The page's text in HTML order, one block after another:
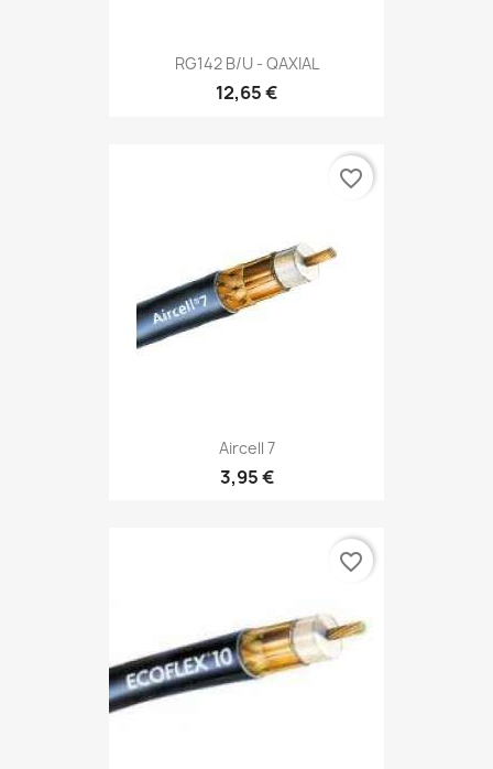
RG142 B/U - QAXIAL
12,65 €
Aircell 7
3,95 €
favorite_border
favorite_border